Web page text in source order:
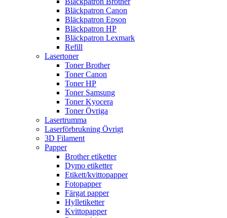
Bläckpatron Canon
Bläckpatron Epson
Bläckpatron HP
Bläckpatron Lexmark
Refill
Lasertoner
Toner Brother
Toner Canon
Toner HP
Toner Samsung
Toner Kyocera
Toner Övriga
Lasertrumma
Laserförbrukning Övrigt
3D Filament
Papper
Brother etiketter
Dymo etiketter
Etikett/kvittopapper
Fotopapper
Färgat papper
Hylletiketter
Kvittopapper